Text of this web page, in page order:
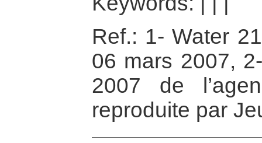
Ref.: 1- Water
06 mars 2007,
2007 de
reproduite par